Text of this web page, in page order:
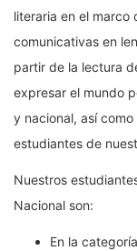
literaria en el marco
comunicativas en
partir de la lectura
expresar el mundo
y nacional, así
estudiantes de
Nuestros
Nacional son:
En la